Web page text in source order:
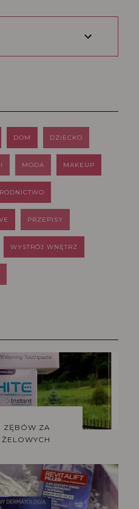
DOM DZIECKO
MODA MAKEUP
PRZEPISY
WYSTRÓJ WNĘTRZ
ZĘBÓW ZA